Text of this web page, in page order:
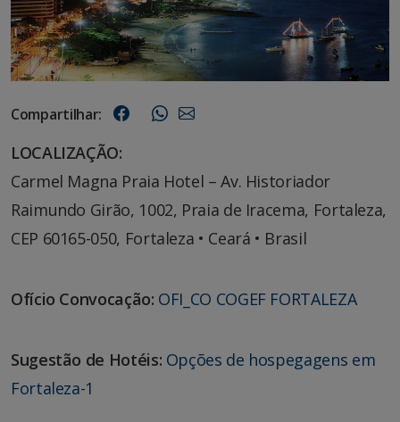
Compartilhar:
LOCALIZAÇÃO:
Carmel Magna Praia Hotel – Av. Historiador
Raimundo Girão, 1002, Praia de Iracema, Fortaleza,
CEP 60165-050, Fortaleza • Ceará • Brasil
Ofício Convocação: OFI_CO COGEF FORTALEZA
Sugestão de Hotéis: Opções de hospegagens em
Fortaleza-1